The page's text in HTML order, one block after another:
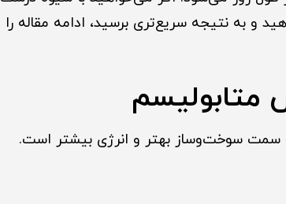
و به نتیجه سریع‌تری برسید، ادامه مقاله را